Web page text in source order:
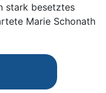
stark besetztes
Marie Schonath